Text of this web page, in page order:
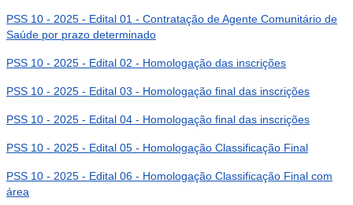
PSS 10 - 2025 - Edital 01 - Contratação de Agente Comunitário de
Saúde por prazo determinado
PSS 10 - 2025 - Edital 02 - Homologação das inscrições
PSS 10 - 2025 - Edital 03 - Homologação final das inscrições
PSS 10 - 2025 - Edital 04 - Homologação final das inscrições
PSS 10 - 2025 - Edital 05 - Homologação Classificação Final
PSS 10 - 2025 - Edital 06 - Homologação Classificação Final com
área